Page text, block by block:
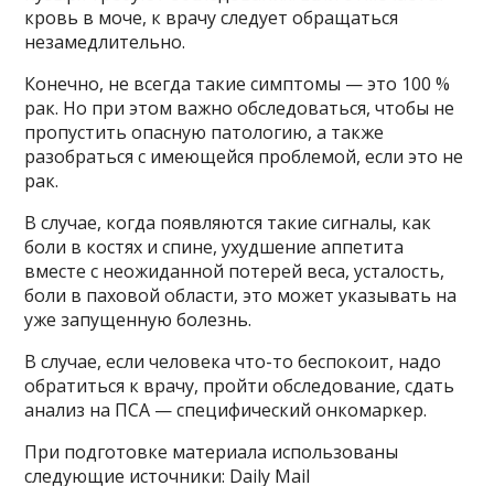
кровь в моче, к врачу следует обращаться
незамедлительно.
Конечно, не всегда такие симптомы — это 100 %
рак. Но при этом важно обследоваться, чтобы не
пропустить опасную патологию, а также
разобраться с имеющейся проблемой, если это не
рак.
В случае, когда появляются такие сигналы, как
боли в костях и спине, ухудшение аппетита
вместе с неожиданной потерей веса, усталость,
боли в паховой области, это может указывать на
уже запущенную болезнь.
В случае, если человека что-то беспокоит, надо
обратиться к врачу, пройти обследование, сдать
анализ на ПСА — специфический онкомаркер.
При подготовке материала использованы
следующие источники: Daily Mail